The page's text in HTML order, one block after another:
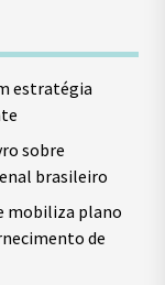
estratégia
sobre
brasileiro
mobiliza plano
de